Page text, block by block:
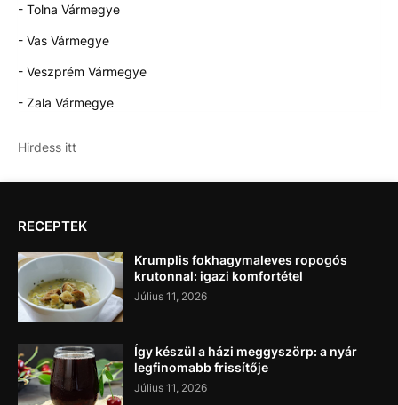
- Tolna Vármegye
- Vas Vármegye
- Veszprém Vármegye
- Zala Vármegye
Hirdess itt
RECEPTEK
Krumplis fokhagymaleves ropogós
krutonnal: igazi komfortétel
Július 11, 2026
Így készül a házi meggyszörp: a nyár
legfinomabb frissítője
Július 11, 2026